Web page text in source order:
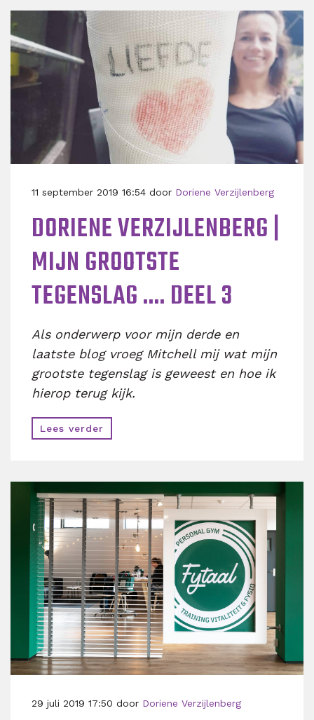
11 september 2019 16:54 door Doriene Verzijlenberg
DORIENE VERZIJLENBERG |
MIJN GROOTSTE
TEGENSLAG .... DEEL 3
Als onderwerp voor mijn derde en
laatste blog vroeg Mitchell mij wat mijn
grootste tegenslag is geweest en hoe ik
hierop terug kijk.
Lees verder
29 juli 2019 17:50 door Doriene Verzijlenberg